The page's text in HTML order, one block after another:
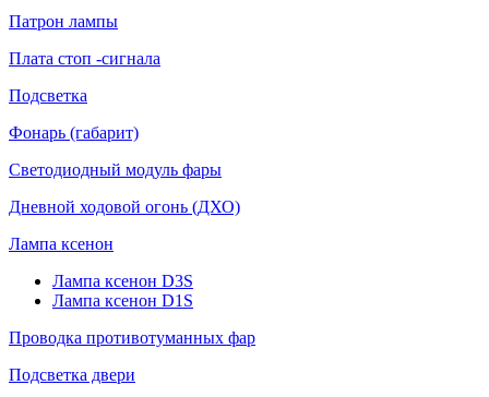
Патрон лампы
Плата стоп -сигнала
Подсветка
Фонарь (габарит)
Светодиодный модуль фары
Дневной ходовой огонь (ДХО)
Лампа ксенон
Лампа ксенон D3S
Лампа ксенон D1S
Проводка противотуманных фар
Подсветка двери